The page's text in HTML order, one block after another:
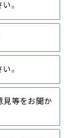
い。
。
見等をお聞か